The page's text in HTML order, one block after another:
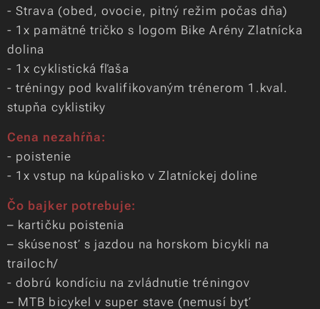
- Strava (obed, ovocie, pitný režim počas dňa)
- 1x pamätné tričko s logom Bike Arény Zlatnícka
dolina
- 1x cyklistická fľaša
- tréningy pod kvalifikovaným trénerom 1.kval.
stupňa cyklistiky
Cena nezahŕňa:
- poistenie
- 1x vstup na kúpalisko v Zlatníckej doline
Čo bajker potrebuje:
– kartičku poistenia
– skúsenosť s jazdou na horskom bicykli na
trailoch/
- dobrú kondíciu na zvládnutie tréningov
– MTB bicykel v super stave (nemusí byť